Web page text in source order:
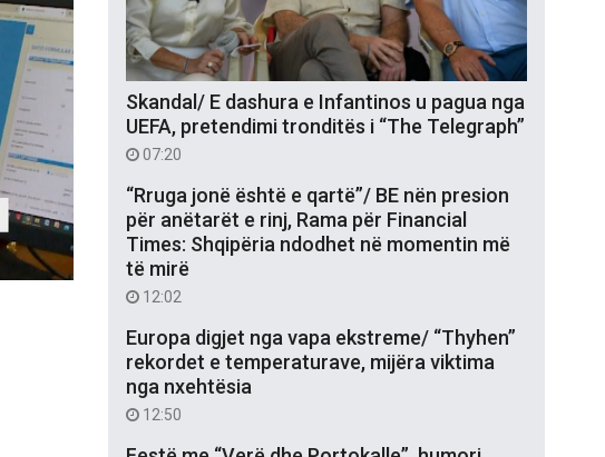
Skandal/ E dashura e Infantinos u pagua nga
UEFA, pretendimi tronditës i “The Telegraph”
07:20
“Rruga jonë është e qartë”/ BE nën presion
për anëtarët e rinj, Rama për Financial
Times: Shqipëria ndodhet në momentin më
të mirë
12:02
Europa digjet nga vapa ekstreme/ “Thyhen”
rekordet e temperaturave, mijëra viktima
nga nxehtësia
12:50